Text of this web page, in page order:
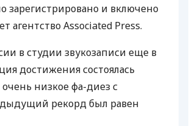
КЕШБЭКА
ПУТЕВОДИТЕЛИ ПО
БАНКОВСКИМ КАРТАМ
зарегистрировано и включено
агентство Associated Press.
в студии звукозаписи еще в
достижения состоялась
низкое фа-диез с
рекорд был равен